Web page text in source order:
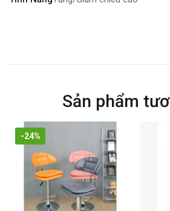
Sản phẩm
-24%